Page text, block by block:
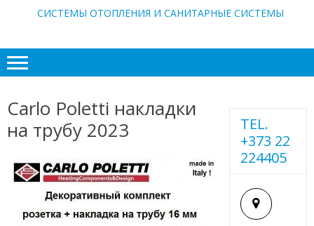
CИСТЕМЫ ОТОПЛЕНИЯ И САНИТАРНЫЕ СИСТЕМЫ
Carlo Poletti накладки
на трубу 2023
TEL.
+373 22
224405